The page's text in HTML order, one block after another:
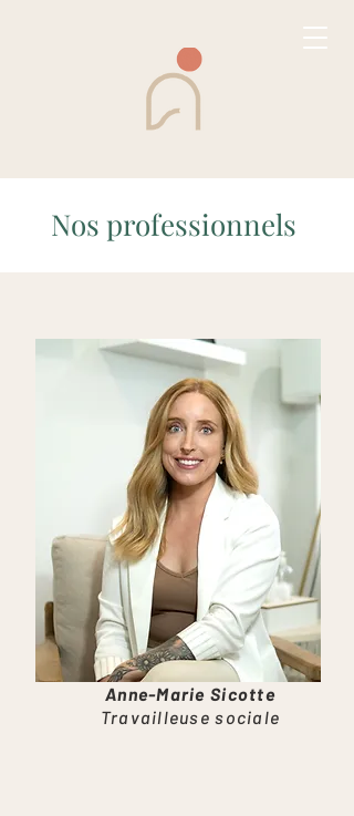
Nos professionnels
Anne-Marie Sicotte
Travailleuse sociale